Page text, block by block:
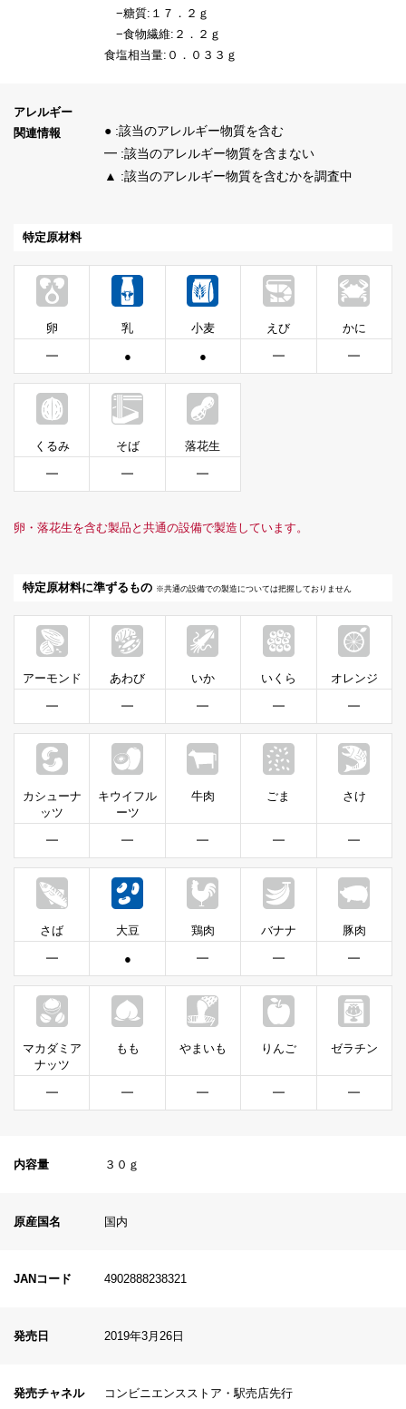
−糖質:１７．２ｇ
−食物繊維:２．２ｇ
食塩相当量:０．０３３ｇ
アレルギー
関連情報
● :該当のアレルギー物質を含む
━ :該当のアレルギー物質を含まない
▲ :該当のアレルギー物質を含むかを調査中
特定原材料
卵
━
乳
●
小麦
●
えび
━
かに
━
くるみ
━
そば
━
落花生
━
卵・落花生を含む製品と共通の設備で製造しています。
特定原材料に準ずるもの ※共通の設備での製造については把握しておりません
アーモンド
━
あわび
━
いか
━
いくら
━
オレンジ
━
カシューナ
ッツ
━
キウイフル
ーツ
━
牛肉
━
ごま
━
さけ
━
さば
━
大豆
●
鶏肉
━
バナナ
━
豚肉
━
マカダミア
ナッツ
━
もも
━
やまいも
━
りんご
━
ゼラチン
━
内容量 ３０ｇ
原産国名 国内
JANコード 4902888238321
発売日 2019年3月26日
発売チャネル コンビニエンスストア・駅売店先行